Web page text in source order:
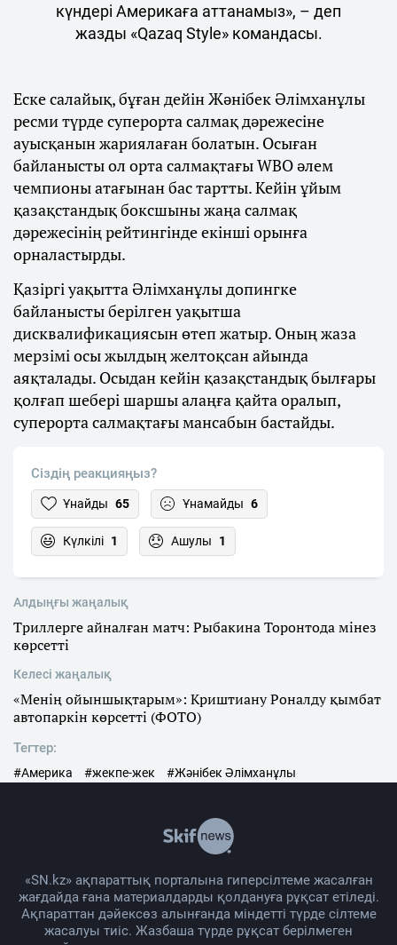
күндері Америкаға аттанамыз», – деп
жазды «Qazaq Style» командасы.
Еске салайық, бұған дейін Жәнібек Әлімханұлы
ресми түрде суперорта салмақ дәрежесіне
ауысқанын жариялаған болатын. Осыған
байланысты ол орта салмақтағы WBO әлем
чемпионы атағынан бас тартты. Кейін ұйым
қазақстандық боксшыны жаңа салмақ
дәрежесінің рейтингінде екінші орынға
орналастырды.
Қазіргі уақытта Әлімханұлы допингке
байланысты берілген уақытша
дисквалификациясын өтеп жатыр. Оның жаза
мерзімі осы жылдың желтоқсан айында
аяқталады. Осыдан кейін қазақстандық былғары
қолғап шебері шаршы алаңға қайта оралып,
суперорта салмақтағы мансабын бастайды.
Сіздің реакцияңыз?
Ұнайды 65 Ұнамайды 6
Күлкілі 1 Ашулы 1
Алдыңғы жаңалық
Триллерге айналған матч: Рыбакина Торонтода мінез
көрсетті
Келесі жаңалық
«Менің ойыншықтарым»: Криштиану Роналду қымбат
автопаркін көрсетті (ФОТО)
Тегтер:
#Америка #жекпе-жек #Жәнібек Әлімханұлы
«SN.kz» ақпараттық порталына гиперсілтеме жасалған
жағдайда ғана материалдарды қолдануға рұқсат етіледі.
Ақпараттан дәйексөз алынғанда міндетті түрде сілтеме
жасалуы тиіс. Жазбаша түрде рұқсат берілмеген